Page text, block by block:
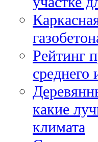
Рейтинг
среднего
какие
климата